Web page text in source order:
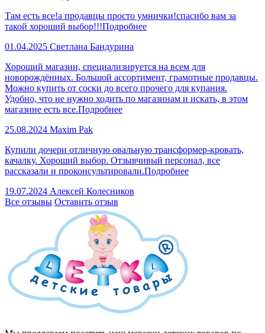
Там есть все!а продавцы просто умнички!спасибо вам за
такой хороший выбор!!!Подробнее
01.04.2025 Светлана Бандурина
Хороший магазин, специализируется на всем для
новорождённых. Большой ассортимент, грамотные продавцы.
Можно купить от соски до всего прочего для купания.
Удобно, что не нужно ходить по магазинам и искать, в этом
магазине есть все.Подробнее
25.08.2024 Maxim Pak
Купили дочери отличную овальную трансформер-кровать,
качалку. Хороший выбор. Отзывчивый персонал, все
рассказали и проконсультировали.Подробнее
19.07.2024 Алексей Колесников
Все отзывы Оставить отзыв